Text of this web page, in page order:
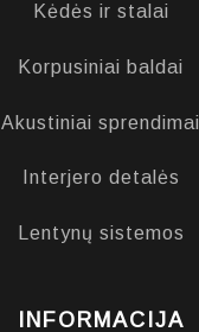
Kėdės ir stalai
Korpusiniai baldai
Akustiniai sprendimai
Interjero detalės
Lentynų sistemos
INFORMACIJA